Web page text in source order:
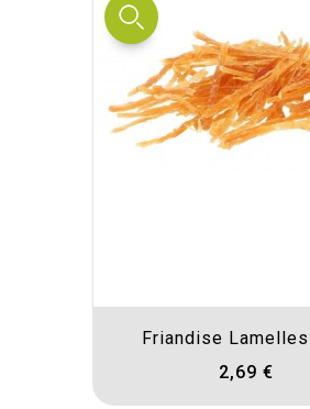
Friandise Lamelles
2,69 €